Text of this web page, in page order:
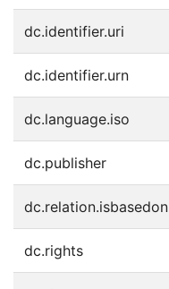
dc.identifier.uri
dc.identifier.urn
dc.language.iso
dc.publisher
dc.relation.isbasedon
dc.rights